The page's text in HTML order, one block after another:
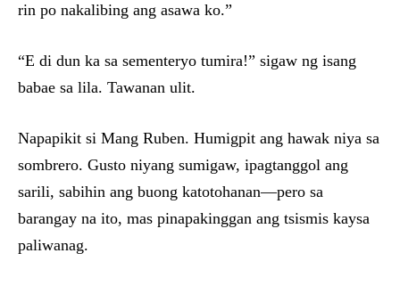
rin po nakalibing ang asawa ko.”
“E di dun ka sa sementeryo tumira!” sigaw ng isang
babae sa lila. Tawanan ulit.
Napapikit si Mang Ruben. Humigpit ang hawak niya sa
sombrero. Gusto niyang sumigaw, ipagtanggol ang
sarili, sabihin ang buong katotohanan—pero sa
barangay na ito, mas pinapakinggan ang tsismis kaysa
paliwanag.